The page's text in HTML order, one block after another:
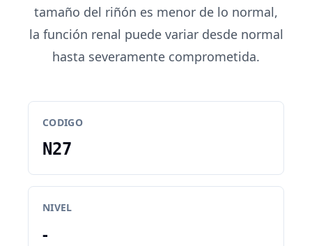
tamaño del riñón es menor de lo normal,
la función renal puede variar desde normal
hasta severamente comprometida.
CODIGO
N27
NIVEL
-